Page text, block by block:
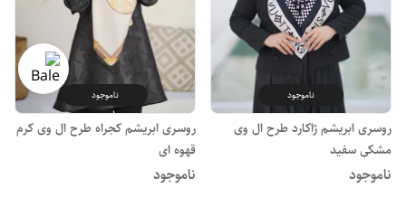
ناموجود
روسری ابریشم ژاکارد طرح ال وی
مشکی سفید
ناموجود
ناموجود
روسری ابریشم کجراه طرح ال وی کرم
قهوه ای
ناموجود